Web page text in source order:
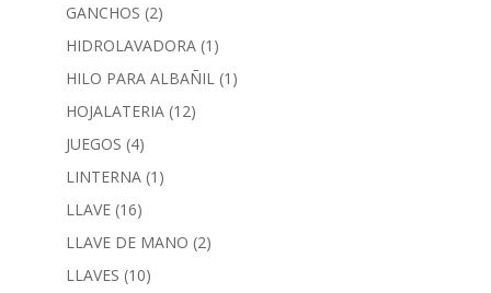
GANCHOS (2)
HIDROLAVADORA (1)
HILO PARA ALBAÑIL (1)
HOJALATERIA (12)
JUEGOS (4)
LINTERNA (1)
LLAVE (16)
LLAVE DE MANO (2)
LLAVES (10)